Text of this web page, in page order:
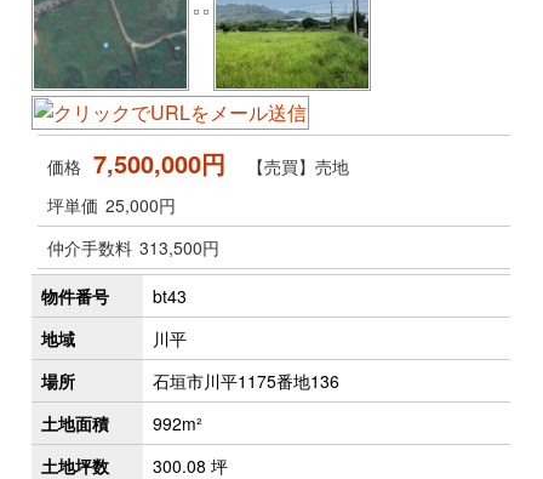
価格 7,500,000円
【売買】売地
坪単価 25,000円
仲介手数料 313,500円
物件番号
bt43
地域
川平
場所
石垣市川平1175番地136
土地面積
992m²
土地坪数
300.08 坪